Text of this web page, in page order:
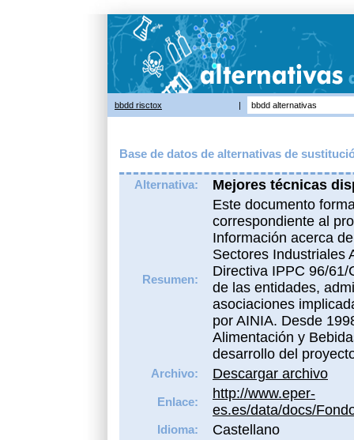
bbdd risctox | bbdd alternativas
Base de datos de alternativas de
Alternativa: Mejores técnicas
Resumen:
Este documento
correspondiente al
Información acerca
Sectores Industriales
Directiva IPPC 96/
de las entidades,
asociaciones
por AINIA. Desde
Alimentación y
desarrollo del
Archivo: Descargar archivo
Enlace:
http://www.eper-
es.es/data/docs/
Idioma: Castellano